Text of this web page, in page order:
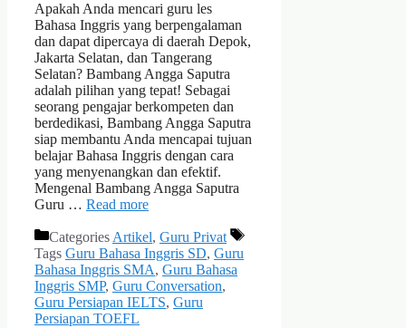
Apakah Anda mencari guru les
Bahasa Inggris yang berpengalaman
dan dapat dipercaya di daerah Depok,
Jakarta Selatan, dan Tangerang
Selatan? Bambang Angga Saputra
adalah pilihan yang tepat! Sebagai
seorang pengajar berkompeten dan
berdedikasi, Bambang Angga Saputra
siap membantu Anda mencapai tujuan
belajar Bahasa Inggris dengan cara
yang menyenangkan dan efektif.
Mengenal Bambang Angga Saputra
Guru … Read more
Categories Artikel, Guru Privat
Tags Guru Bahasa Inggris SD, Guru
Bahasa Inggris SMA, Guru Bahasa
Inggris SMP, Guru Conversation,
Guru Persiapan IELTS, Guru
Persiapan TOEFL